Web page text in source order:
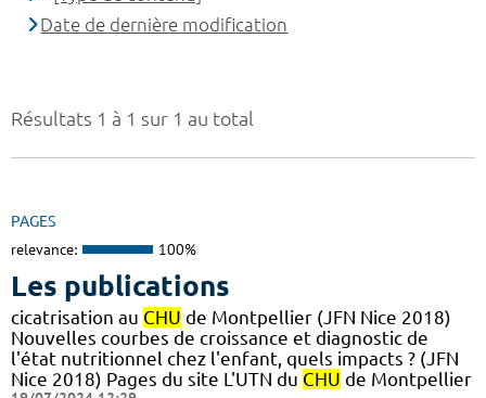
Résultats 1 à 1 sur 1 au total
PAGES
relevance: 100%
Les publications
cicatrisation au CHU de Montpellier (JFN Nice 2018)
Nouvelles courbes de croissance et diagnostic de
l'état nutritionnel chez l'enfant, quels impacts ? (JFN
Nice 2018) Pages du site L'UTN du CHU de Montpellier
Date de dernière modification